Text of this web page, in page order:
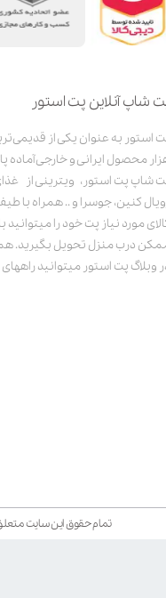
شاپ آنلاین پت استور
محصول ایرانی و خارجی
شاپ پت استور، ویترینی از
کنین، جوسرا و .. همراه با
مورد نیاز پت خود را
درب منزل تحویل بگیرید.
وبلاگ پت استور میتوانید
تمام حقوق این سایت متعلق